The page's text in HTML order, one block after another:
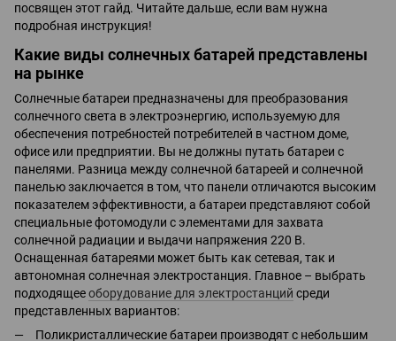
посвящен этот гайд. Читайте дальше, если вам нужна
подробная инструкция!
Какие виды солнечных батарей представлены
на рынке
Солнечные батареи предназначены для преобразования
солнечного света в электроэнергию, используемую для
обеспечения потребностей потребителей в частном доме,
офисе или предприятии. Вы не должны путать батареи с
панелями. Разница между солнечной батареей и солнечной
панелью заключается в том, что панели отличаются высоким
показателем эффективности, а батареи представляют собой
специальные фотомодули с элементами для захвата
солнечной радиации и выдачи напряжения 220 В.
Оснащенная батареями может быть как сетевая, так и
автономная солнечная электростанция. Главное – выбрать
подходящееоборудование для электростанций среди
представленных вариантов:
Поликристаллические батареи производят с небольшим